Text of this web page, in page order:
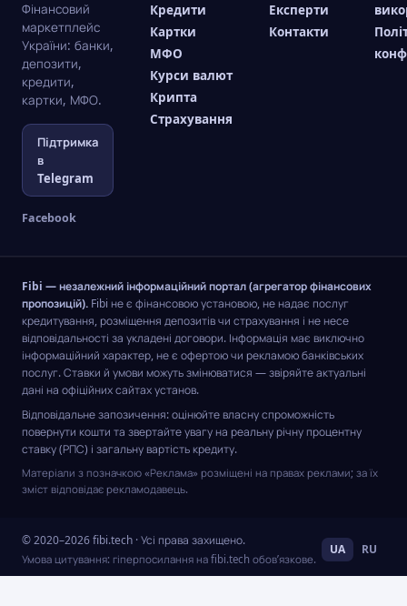
Фінансовий
маркетплейс
України: банки,
депозити,
кредити,
картки, МФО.
Підтримка
в
Telegram
Facebook
Кредити
Картки
МФО
Курси валют
Крипта
Страхування
Експерти
Контакти
Fibi — незалежний інформаційний портал (агрегатор фінансових
пропозицій). Fibi не є фінансовою установою, не надає послуг
кредитування, розміщення депозитів чи страхування і не несе
відповідальності за укладені договори. Інформація має виключно
інформаційний характер, не є офертою чи рекламою банківських
послуг. Ставки й умови можуть змінюватися — звіряйте актуальні
дані на офіційних сайтах установ.
Відповідальне запозичення: оцінюйте власну спроможність
повернути кошти та звертайте увагу на реальну річну процентну
ставку (РПС) і загальну вартість кредиту.
Матеріали з позначкою «Реклама» розміщені на правах реклами; за їх
зміст відповідає рекламодавець.
© 2020–2026 fibi.tech · Усі права захищено.
Умова цитування: гіперпосилання на fibi.tech обов’язкове.
UA RU